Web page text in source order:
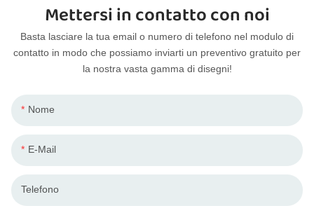
Mettersi in contatto con noi
Basta lasciare la tua email o numero di telefono nel modulo di
contatto in modo che possiamo inviarti un preventivo gratuito per
la nostra vasta gamma di disegni!
Nome
E-Mail
Telefono